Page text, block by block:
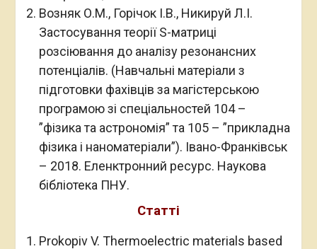
Возняк О.М., Горічок I.В., Никируй Л.I.
Застосування теорії S-матриці
розсіювання до аналізу резонансних
потенціалів. (Навчальнi матерiали з
пiдготовки фахiвцiв за магiстерською
програмою зi спецiальностей 104 –
”фiзика та астрономiя” та 105 – ”прикладна
фiзика i наноматерiали”). Iвано-Франківськ
– 2018. Еленктронний ресурс. Наукова
бібліотека ПНУ.
Статті
Prokopiv V. Thermoelectric materials based